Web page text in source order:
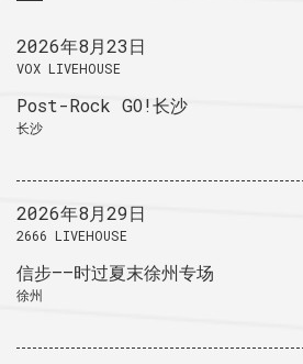
2026年8月23日
VOX LIVEHOUSE
Post-Rock GO!长沙
长沙
2026年8月29日
2666 LIVEHOUSE
信步——时过夏末徐州专场
徐州